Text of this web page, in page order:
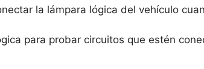
la lámpara lógica del vehículo
para probar circuitos que estén